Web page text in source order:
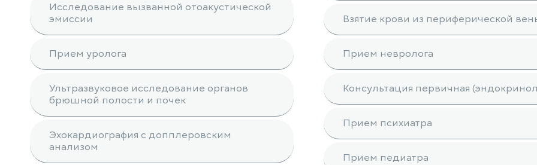
Исследование вызванной отоакустической
эмиссии
Прием уролога
Ультразвуковое исследование органов
брюшной полости и почек
Эхокардиография с допплеровским
анализом
Взятие крови из периферической
Прием невролога
Консультация первичная
Прием психиатра
Прием педиатра